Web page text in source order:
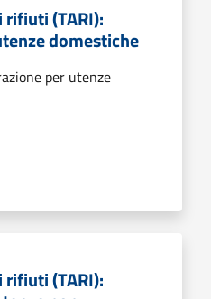
rifiuti (TARI):
domestiche
per utenze
rifiuti (TARI):